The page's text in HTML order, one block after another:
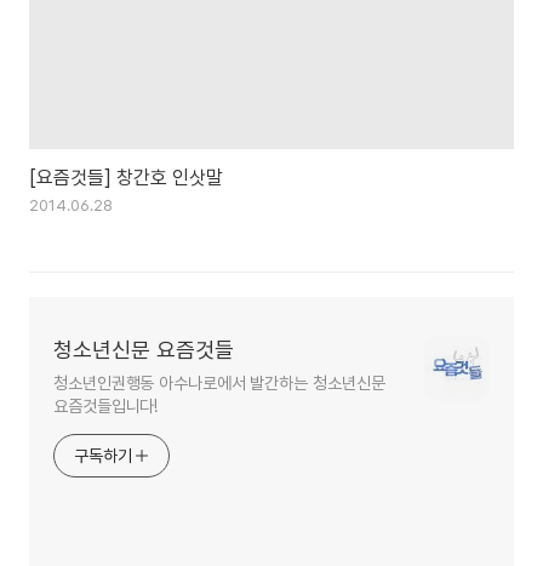
[요즘것들] 창간호 인삿말
2014.06.28
청소년신문 요즘것들
청소년인권행동 아수나로에서 발간하는 청소년신문
요즘것들입니다!
구독하기